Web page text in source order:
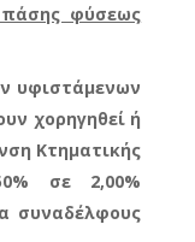
φύσεως
υφιστάμενων
χορηγηθεί ή
Κτηματικής
σε 2,00%
συναδέλφους